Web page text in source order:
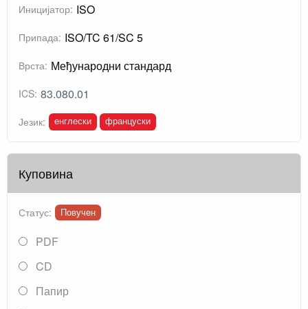
Иницијатор: ISO
Припада: ISO/TC 61/SC 5
Врста: Међународни стандард
ICS: 83.080.01
Језик: енглески француски
Куповина
Статус: Повучен
PDF
CD
Папир